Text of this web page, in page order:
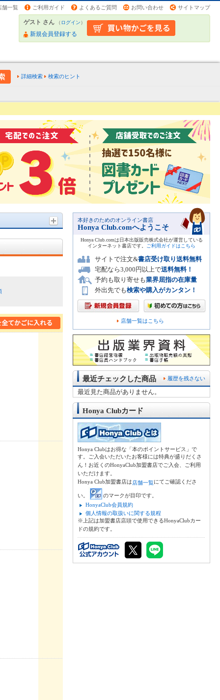
舗一覧 ご利用ガイド よくあるご質問 お問い合わせ サイトマップ
ゲスト さん （ログイン）
新規会員登録する
詳細検索 検索のヒント
本好きのためのオンライン書店
Honya Club.comへようこそ
Honya Club.comは日本出版販売株式会社が運営している
インターネット書店です。
ご利用ガイドはこちら
サイトで注文&書店受け取り送料無料
宅配なら3,000円以上で送料無料！
予約も取り寄せも業界屈指の在庫量
外出先でも検索や購入がカンタン！
店舗一覧はこちら
履歴を残さない
最近チェックした商品
最近見た商品がありません。
Honya Clubカード
Honya Clubはお得な「本のポイントサービス」で
す。ご入会いただいたお客様には特典が盛りだくさ
ん！お近くのHonyaClub加盟書店でご入会、ご利用
いただけます。
Honya Club加盟書店は店舗一覧にてご確認くださ
い。
のマークが目印です。
HonyaClub会員規約
個人情報の取扱いに関する規程
※上記は加盟書店店頭で使用できるHonyaClubカー
ドの規約です。